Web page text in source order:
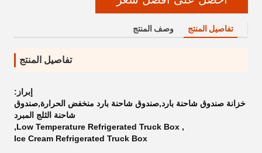
تفاصيل المنتج وصف المنتج
تفاصيل المنتج
إبراز:
خزانة صندوق شاحنة بارد,صندوق شاحنة بارد منخفض الحرارة,صندوق
شاحنة الثلج المبرد
,
Low Temperature Refrigerated Truck Box
,
Ice Cream Refrigerated Truck Box